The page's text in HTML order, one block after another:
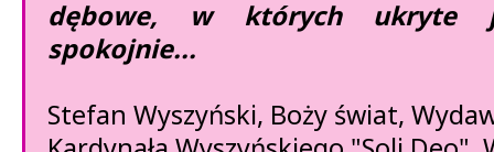
dębowe, w których ukryte
spokojnie...
Stefan Wyszyński, Boży świat,